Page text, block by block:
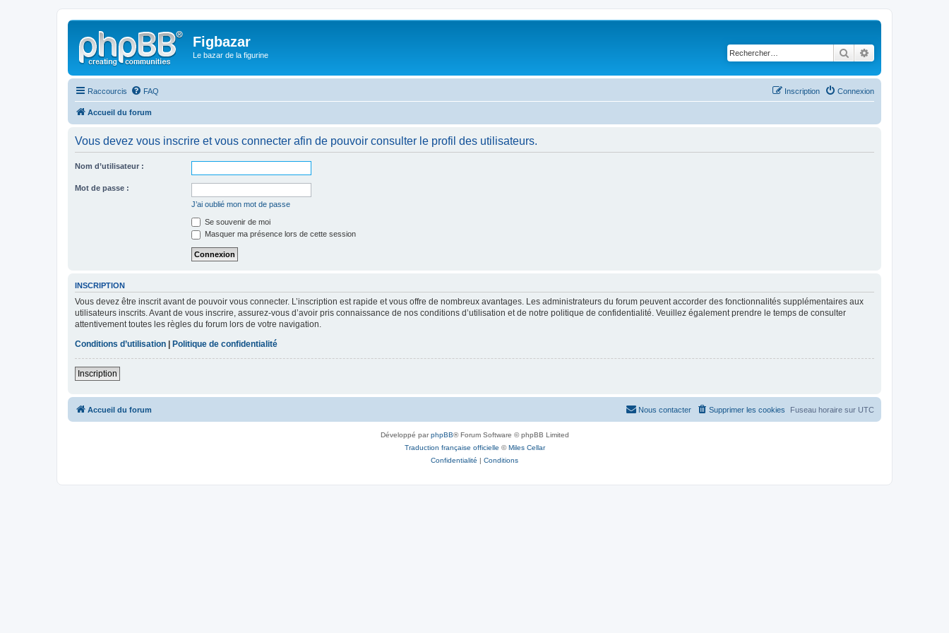
Figbazar
Le bazar de la figurine Rechercher
Raccourcis FAQ Connexion
Inscription
Accueil du forum
Vous devez vous inscrire et vous connecter afin de pouvoir consulter le profil des utilisateurs.
Nom d’utilisateur :
Mot de passe :
J’ai oublié mon mot de passe
Se souvenir de moi
Masquer ma présence lors de cette session
INSCRIPTION
Vous devez être inscrit avant de pouvoir vous connecter. L’inscription est rapide et vous offre de nombreux avantages. Les administrateurs du forum peuvent accorder des fonctionnalités supplémentaires aux
utilisateurs inscrits. Avant de vous inscrire, assurez-vous d’avoir pris connaissance de nos conditions d’utilisation et de notre politique de confidentialité. Veuillez également prendre le temps de consulter
attentivement toutes les règles du forum lors de votre navigation.
Conditions d’utilisation
Politique de confidentialité
Inscription
Accueil du forum Fuseau horaire sur UTC
Supprimer les cookies
Nous contacter
Développé parphpBB® Forum Software © phpBB Limited
Traduction française officielle ©Miles Cellar
Confidentialité | Conditions